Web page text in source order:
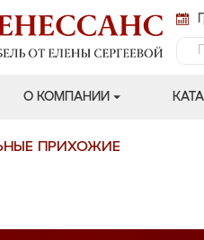
О КОМПАНИИ
ПРИХОЖИЕ